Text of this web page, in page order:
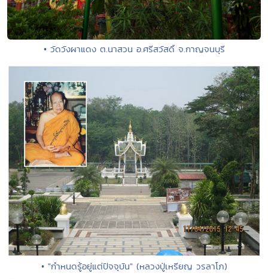
• วัดวังผาแดง ต.นาสวน อ.ศรีสวัสดิ์ จ.กาญจนบุรี
• "กำหนดรู้อยู่แต่ปัจจุบัน" (หลวงปู่เหรียญ วรลาโภ)